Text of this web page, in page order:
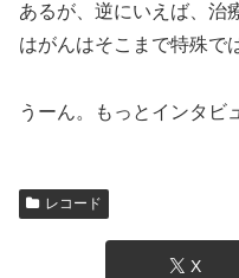
あるが、逆にいえば、治
はがんはそこまで特殊
うーん。もっとインタビ
レコード
X